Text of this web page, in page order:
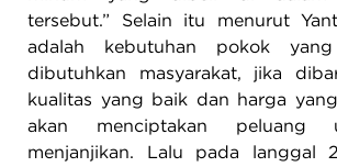
tersebut.” Selain itu menurut
adalah kebutuhan pokok
dibutuhkan masyarakat, jika
kualitas yang baik dan harga
akan menciptakan peluang
menjanjikan. Lalu pada langgal